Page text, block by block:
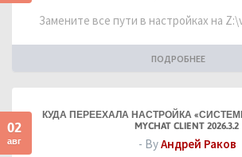
Замените все пути в настройках на
ПОДРОБНЕЕ
02
авг
КУДА ПЕРЕЕХАЛА НАСТРОЙКА
MYCHAT CLIENT 2026.3.2
- ByАндрей Раков